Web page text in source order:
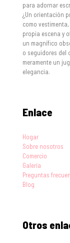
para adornar
¿Un orientación
como
propia escena y
un magnífico
o seguidores del
meramente un
elegancia.
Enlace
Hogar
Sobre nosotros
Comercio
Galería
Preguntas
Blog
Otros